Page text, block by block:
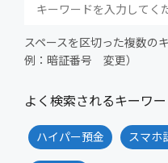
スペースを区切った複数の
例：暗証番号 変更）
よく検索されるキーワ
ハイパー預金 スマホ